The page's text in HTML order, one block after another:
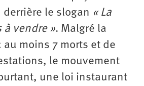
le slogan « La
à vendre ». Malgré la
moins 7 morts et de
le ­mouvement
une loi instaurant